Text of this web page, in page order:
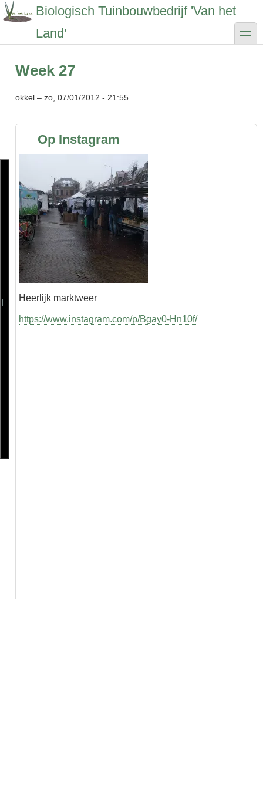
Overslaan
en
gaan
Biologisch Tuinbouwbedrijf 'Van het
Land'
toggle
Week 27
okkel – zo, 07/01/2012 - 21:55
Op Instagram
Heerlijk marktweer
https://www.instagram.com/p/Bgay0-Hn10f/